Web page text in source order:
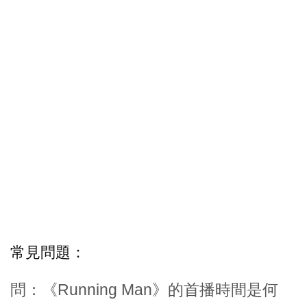
常見問題：
問：《Running Man》的首播時間是何